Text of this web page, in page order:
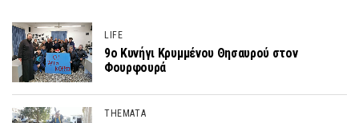
LIFE
9ο Κυνήγι Κρυμμένου Θησαυρού στον
Φουρφουρά
THEMATA